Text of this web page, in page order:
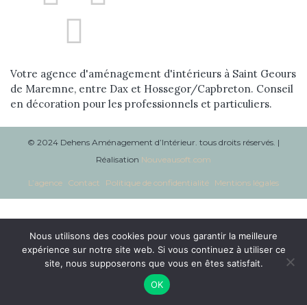
Contact
Votre agence d'aménagement d'intérieurs à Saint Geours
de Maremne, entre Dax et Hossegor/Capbreton. Conseil
en décoration pour les professionnels et particuliers.
© 2024 Dehens Aménagement d’Intérieur. tous droits réservés. |
Réalisation Nouveausoft.com
L’agence Contact Politique de confidentialité Mentions légales
Nous utilisons des cookies pour vous garantir la meilleure
expérience sur notre site web. Si vous continuez à utiliser ce
site, nous supposerons que vous en êtes satisfait.
OK